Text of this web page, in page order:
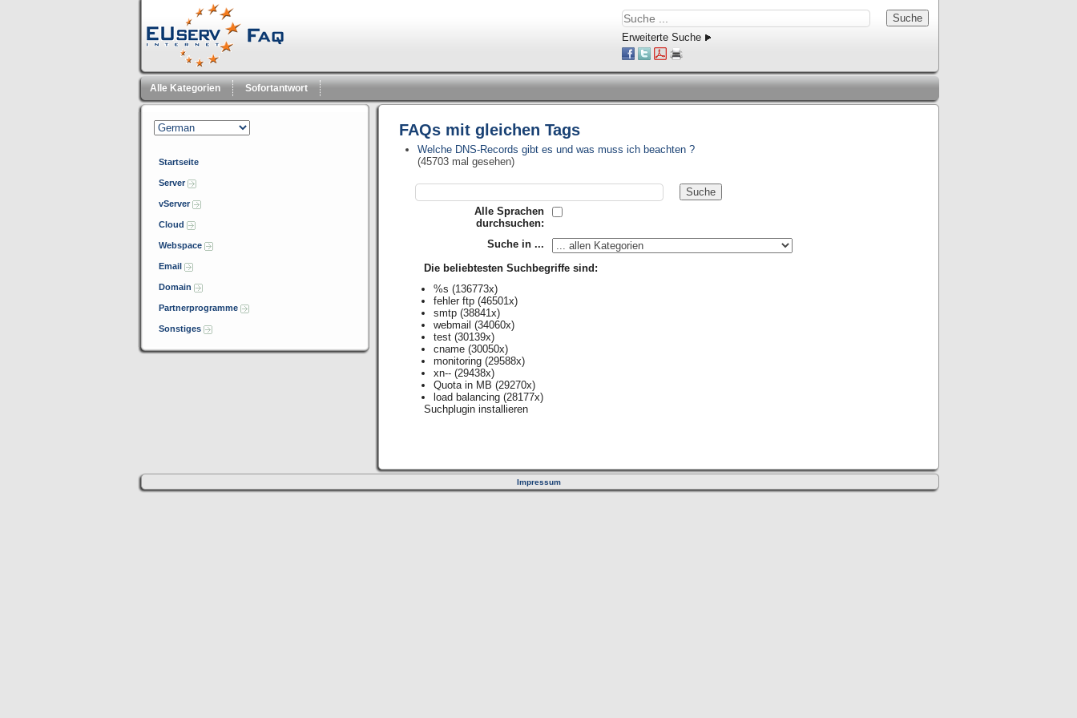
Erweiterte Suche
Alle Kategorien Sofortantwort
Startseite
Server
vServer
Cloud
Webspace
Email
Domain
Partnerprogramme
Sonstiges
FAQs mit gleichen Tags
Welche DNS-Records gibt es und was muss ich beachten ?
(45703 mal gesehen)
Alle Sprachen
durchsuchen:
Suche in ...
Die beliebtesten Suchbegriffe sind:
%s (136773x)
fehler ftp (46501x)
smtp (38841x)
webmail (34060x)
test (30139x)
cname (30050x)
monitoring (29588x)
xn-- (29438x)
Quota in MB (29270x)
load balancing (28177x)
Suchplugin installieren
Impressum